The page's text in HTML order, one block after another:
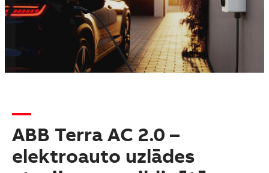
About us
Where to buy
Contact us
Careers
ABB Terra AC 2.0 –
elektroauto uzlādes